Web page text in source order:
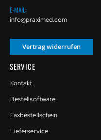
E-MAIL:
info@praximed.com
Vertrag widerrufen
SERVICE
Kontakt
Bestellsoftware
Faxbestellschein
Lieferservice